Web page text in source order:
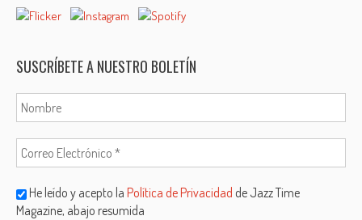
SUSCRÍBETE A NUESTRO BOLETÍN
He leído y acepto laPolítica de Privacidad de Jazz Time
Magazine, abajo resumida